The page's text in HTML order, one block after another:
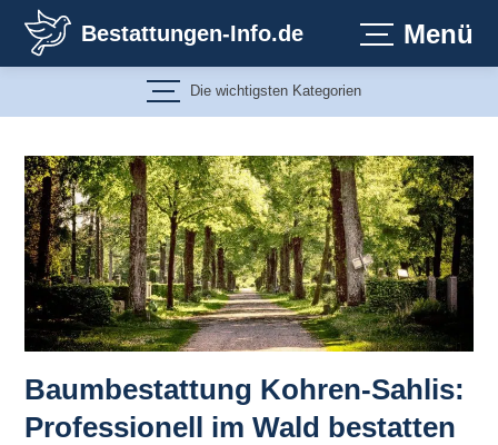
Inhalt
springen
Bestattungen-Info.de Menü
Die wichtigsten Kategorien
Baumbestattung Kohren-Sahlis:
Professionell im Wald bestatten